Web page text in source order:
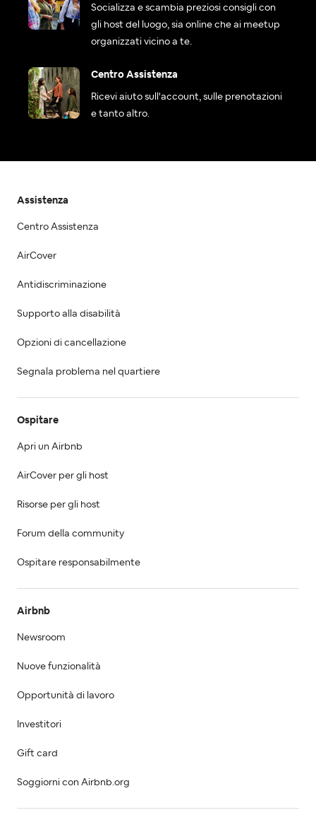
Socializza e scambia preziosi consigli con
gli host del luogo, sia online che ai meetup
organizzati vicino a te.
Centro Assistenza
Ricevi aiuto sull'account, sulle prenotazioni
e tanto altro.
Assistenza
Centro Assistenza
AirCover
Antidiscriminazione
Supporto alla disabilità
Opzioni di cancellazione
Segnala problema nel quartiere
Ospitare
Apri un Airbnb
AirCover per gli host
Risorse per gli host
Forum della community
Ospitare responsabilmente
Airbnb
Newsroom
Nuove funzionalità
Opportunità di lavoro
Investitori
Gift card
Soggiorni con Airbnb.org